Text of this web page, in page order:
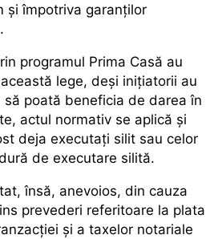
și împotriva garanților
programul Prima Casă au
lege, deși inițiatorii au
să poată beneficia de darea în
actul normativ se aplică și
deja executați silit sau celor
de executare silită.
însă, anevoios, din cauza
prevederi referitoare la plata
și a taxelor notariale